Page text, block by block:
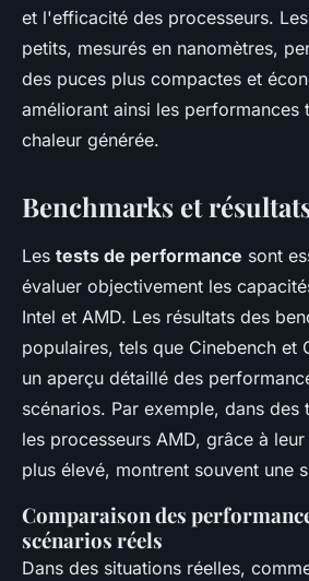
et l'efficacité des processeurs.
petits, mesurés en nanomètres,
des puces plus compactes et
améliorant ainsi les performances
chaleur générée.
Benchmarks et
Les tests de performance sont
évaluer objectivement les
Intel et AMD. Les résultats des
populaires, tels que Cinebench et
un aperçu détaillé des
scénarios. Par exemple, dans
les processeurs AMD, grâce à
plus élevé, montrent souvent une
Comparaison des
scénarios réels
Dans des situations réelles,